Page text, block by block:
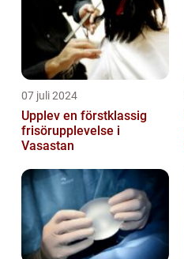
07 juli 2024
Upplev en förstklassig
frisörupplevelse i
Vasastan